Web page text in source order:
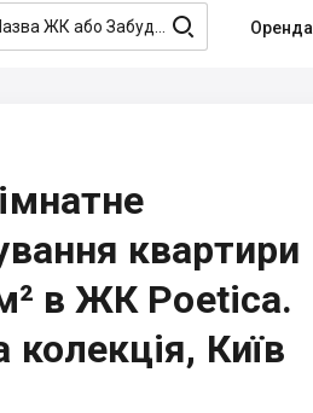
 Оренда
квартири
в ЖК Poetica.
колекція, Київ